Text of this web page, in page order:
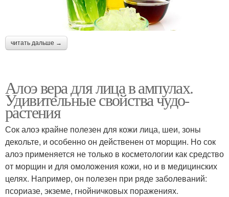
читать дальше →
Алоэ вера для лица в ампулах.
Удивительные свойства чудо-
растения
Сок алоэ крайне полезен для кожи лица, шеи, зоны
декольте, и особенно он действенен от морщин. Но сок
алоэ применяется не только в косметологии как средство
от морщин и для омоложения кожи, но и в медицинских
целях. Например, он полезен при ряде заболеваний:
псориазе, экземе, гнойничковых поражениях.